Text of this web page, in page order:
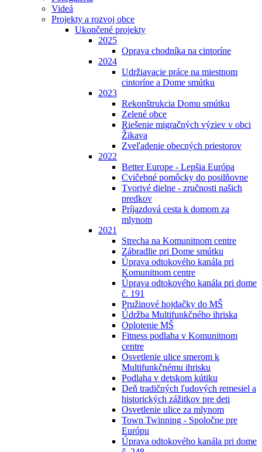
Videá
Projekty a rozvoj obce
Ukončené projekty
2025
Oprava chodníka na cintoríne
2024
Udržiavacie práce na miestnom
cintoríne a Dome smútku
2023
Rekonštrukcia Domu smútku
Zelené obce
Riešenie migračných výziev v obci
Žikava
Zveľadenie obecných priestorov
2022
Better Europe - Lepšia Európa
Cvičebné pomôcky do posilňovne
Tvorivé dielne - zručnosti našich
predkov
Príjazdová cesta k domom za
mlynom
2021
Strecha na Komunitnom centre
Zábradlie pri Dome smútku
Úprava odtokového kanála pri
Komunitnom centre
Úprava odtokového kanála pri dome
č. 191
Pružinové hojdačky do MŠ
Údržba Multifunkčného ihriska
Oplotenie MŠ
Fitness podlaha v Komunitnom
centre
Osvetlenie ulice smerom k
Multifunkčnému ihrisku
Podlaha v detskom kútiku
Deň tradičných ľudových remesiel a
historických zážitkov pre deti
Osvetlenie ulice za mlynom
Town Twinning - Spoločne pre
Európu
Úprava odtokového kanála pri dome